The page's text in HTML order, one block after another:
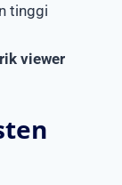
tinggi
viewer